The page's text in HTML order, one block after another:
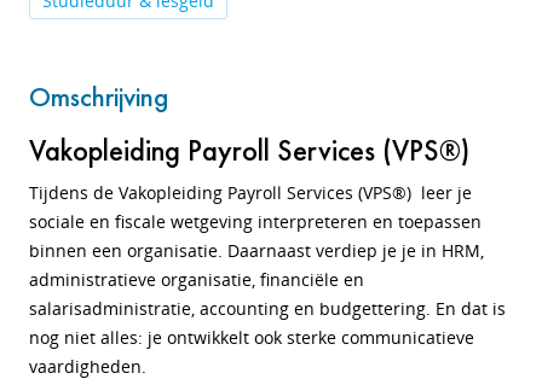
Omschrijving
Vakopleiding Payroll Services (VPS®)
Tijdens de Vakopleiding Payroll Services (VPS®) leer je
sociale en fiscale wetgeving interpreteren en toepassen
binnen een organisatie. Daarnaast verdiep je je in HRM,
administratieve organisatie, financiële en
salarisadministratie, accounting en budgettering. En dat is
nog niet alles: je ontwikkelt ook sterke communicatieve
vaardigheden.